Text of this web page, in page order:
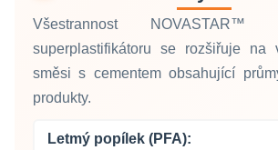
Všestrannost
superplastifikátoru se rozšiřuje na
směsi s cementem obsahující
produkty.
Letmý popílek (PFA):